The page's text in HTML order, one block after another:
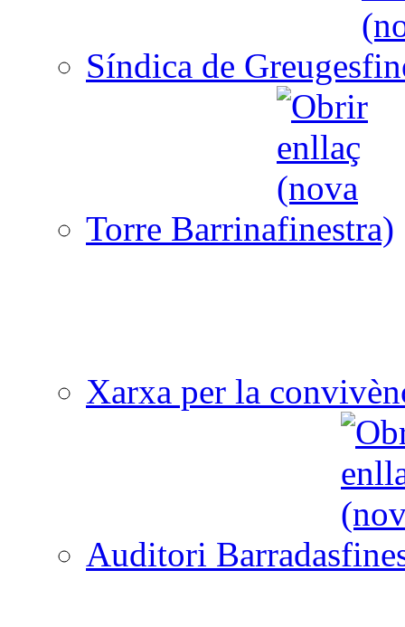
Síndica de Greuges
Torre Barrina
Xarxa per la
Auditori Barradas